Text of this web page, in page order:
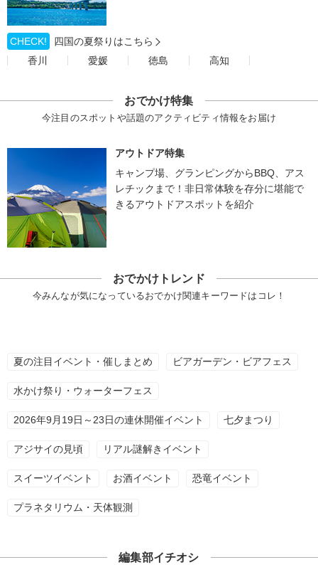
CHECK!
四国の夏祭りはこちら
香川
愛媛 徳島 高知
おでかけ特集
今注目のスポットや話題のアクティビティ情報をお届け
アウトドア特集
キャンプ場、グランピングからBBQ、アス
レチックまで！非日常体験を存分に堪能で
きるアウトドアスポットを紹介
おでかけトレンド
今みんなが気になっているおでかけ関連キーワードはコレ！
夏の注目イベント・催しまとめ ビアガーデン・ビアフェス
水かけ祭り・ウォーターフェス
2026年9月19日～23日の連休開催イベント 七夕まつり
アジサイの見頃 リアル謎解きイベント
スイーツイベント お酒イベント 恐竜イベント
プラネタリウム・天体観測
編集部イチオシ